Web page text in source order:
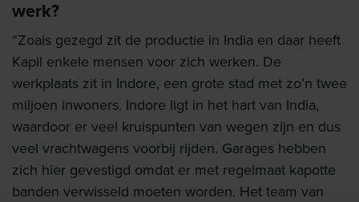
werk?
“Zoals gezegd zit de productie in India en daar heeft
Kapil enkele mensen voor zich werken. De
werkplaats zit in Indore, een grote stad met zo’n twee
miljoen inwoners. Indore ligt in het hart van India,
waardoor er veel kruispunten van wegen zijn en dus
veel vrachtwagens voorbij rijden. Garages hebben
zich hier gevestigd omdat er met regelmaat kapotte
banden verwisseld moeten worden. Het team van